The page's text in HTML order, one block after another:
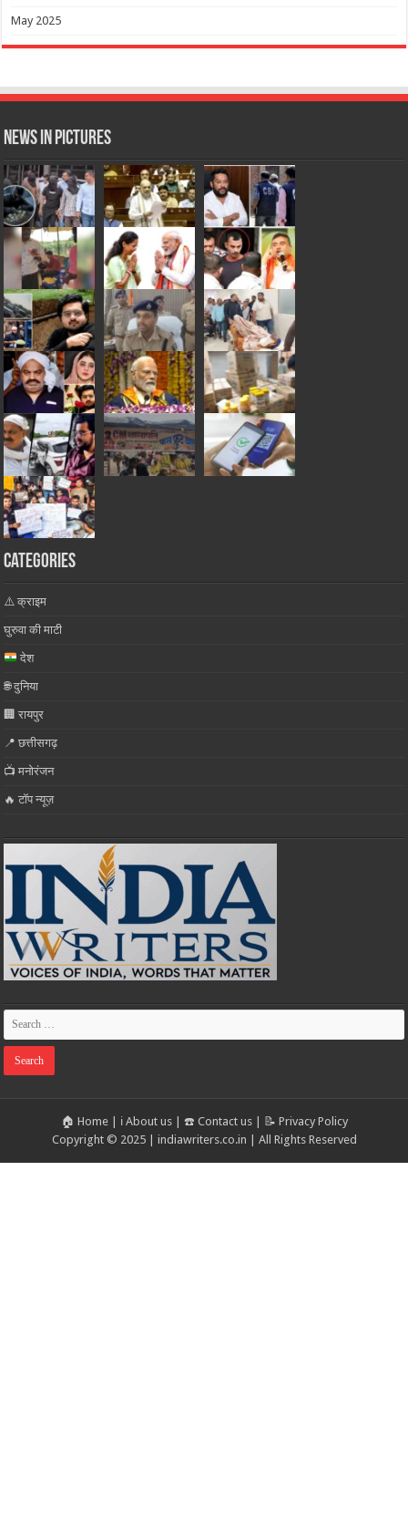
May 2025
News in Pictures
Categories
⚠️ क्राइम
घुरुवा की माटी
देश
🌐 दुनिया
🏢 रायपुर
📍 छत्तीसगढ़
📺 मनोरंजन
🔥 टॉप न्यूज़
🏠 Home| ℹ️ About us| ☎️ Contact us| 📝 Privacy Policy
Copyright © 2025 | indiawriters.co.in | All Rights Reserved